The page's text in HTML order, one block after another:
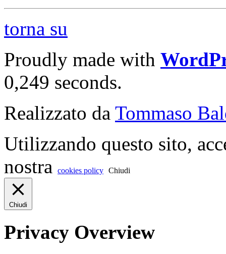
torna su
Proudly made with
0,249 seconds.
Realizzato da Tommaso
Utilizzando questo sito,
nostra
cookies policy Chiudi
Chiudi
Privacy Overview